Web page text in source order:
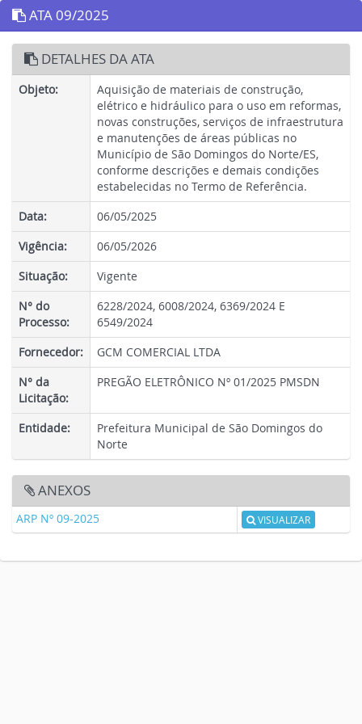
ATA 09/2025
DETALHES DA ATA
Objeto:
Aquisição de materiais de construção,
elétrico e hidráulico para o uso em reformas,
novas construções, serviços de infraestrutura
e manutenções de áreas públicas no
Município de São Domingos do Norte/ES,
conforme descrições e demais condições
estabelecidas no Termo de Referência.
Data:
06/05/2025
Vigência:
06/05/2026
Situação:
Vigente
N° do
Processo:
6228/2024, 6008/2024, 6369/2024 E
6549/2024
Fornecedor:
GCM COMERCIAL LTDA
N° da
Licitação:
PREGÃO ELETRÔNICO Nº 01/2025 PMSDN
Entidade:
Prefeitura Municipal de São Domingos do
Norte
ANEXOS
ARP Nº 09-2025 VISUALIZAR